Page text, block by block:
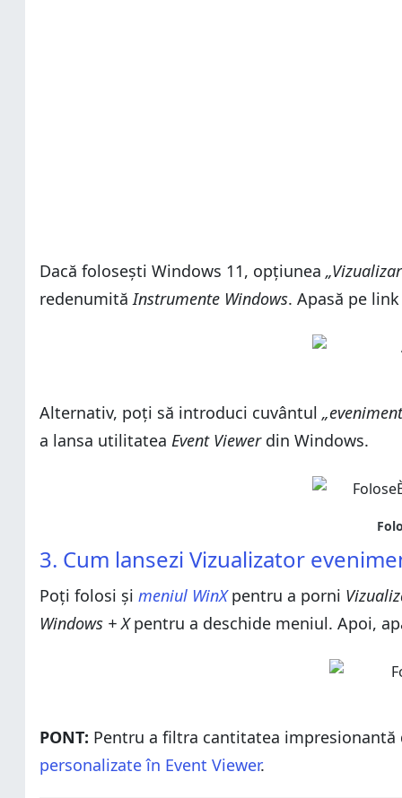
Dacă folosești Windows 11, opțiunea
redenumităInstrumente Windows. Apasă pe
Alternativ, poți să introduci cuvântul
a lansa utilitatea Event Viewerdin Windows.
3. Cum lansezi Vizualizator
Poți folosi și meniul WinXpentru a porni
Windows + Xpentru a deschide meniul. Apoi,
PONT: Pentru a filtra cantitatea
personalizate în Event Viewer.